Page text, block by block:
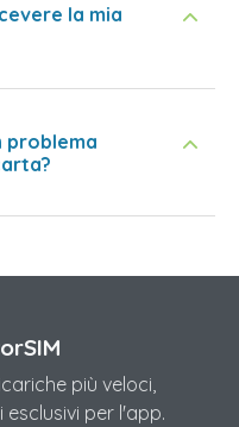
la mia
problema
più veloci,
per l'app.